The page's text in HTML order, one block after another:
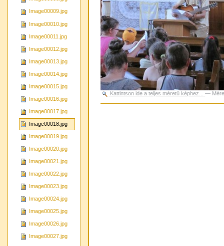
Image00009.jpg
Image00010.jpg
Image00011.jpg
Image00012.jpg
Image00013.jpg
Image00014.jpg
Image00015.jpg
Image00016.jpg
Image00017.jpg
Image00018.jpg
Image00019.jpg
Image00020.jpg
Image00021.jpg
Image00022.jpg
Image00023.jpg
Image00024.jpg
Image00025.jpg
Image00026.jpg
Image00027.jpg
Kattintson ide a teljes méretű képhez... —